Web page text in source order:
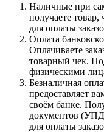
Наличные при
получаете
для оплаты
Оплата
Оплачиваете
товарный чек.
физическими
Безналичная
предоставляет
своём банке.
документов
для оплаты